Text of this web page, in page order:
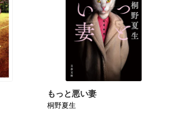
もっと悪い妻
桐野夏生